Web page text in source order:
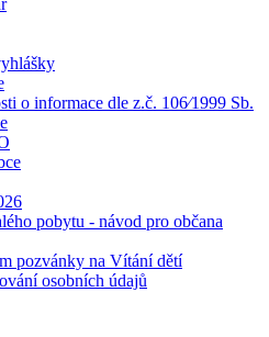
o informace dle z.č. 106⁄1999 Sb.
pobytu - návod pro občana
pozvánky na Vítání dětí
osobních údajů